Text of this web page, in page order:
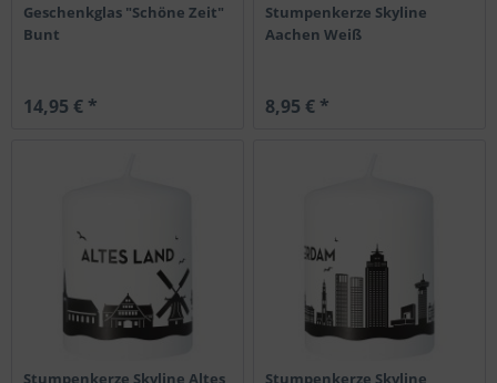
Geschenkglas "Schöne Zeit"
Bunt
14,95 € *
Stumpenkerze Skyline
Aachen Weiß
8,95 € *
Stumpenkerze Skyline Altes
Stumpenkerze Skyline